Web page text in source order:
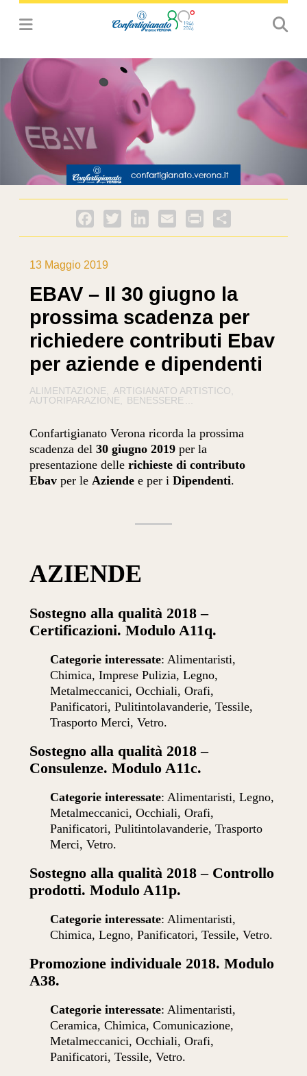
Facebook
Twitter LinkedInEmail PrintFriendly
13 Maggio 2019
EBAV – Il 30 giugno la
prossima scadenza per
richiedere contributi Ebav
per aziende e dipendenti
ALIMENTAZIONE
ARTIGIANATO ARTISTICO
AUTORIPARAZIONE
BENESSERE
Confartigianato Verona ricorda la prossima
scadenza del30 giugno 2019 per la
presentazione dellerichieste di contributo
Ebav per le Aziende e per iDipendenti.
AZIENDE
Sostegno alla qualità 2018 –
Certificazioni. Modulo A11q.
Categorie interessate: Alimentaristi,
Chimica, Imprese Pulizia, Legno,
Metalmeccanici, Occhiali, Orafi,
Panificatori, Pulitintolavanderie, Tessile,
Trasporto Merci, Vetro.
Sostegno alla qualità 2018 –
Consulenze. Modulo A11c.
Categorie interessate: Alimentaristi, Legno,
Metalmeccanici, Occhiali, Orafi,
Panificatori, Pulitintolavanderie, Trasporto
Merci, Vetro.
Sostegno alla qualità 2018 – Controllo
prodotti. Modulo A11p.
Categorie interessate: Alimentaristi,
Chimica, Legno, Panificatori, Tessile, Vetro.
Promozione individuale 2018. Modulo
A38.
Categorie interessate: Alimentaristi,
Ceramica, Chimica, Comunicazione,
Metalmeccanici, Occhiali, Orafi,
Panificatori, Tessile, Vetro.